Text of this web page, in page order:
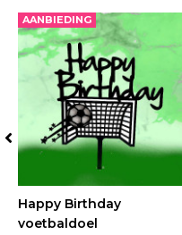
AANBIEDING
BESTELLEN
Happy Birthday
voetbaldoel